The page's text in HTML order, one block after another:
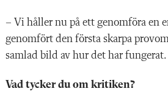
– Vi håller nu på ett genomföra en
genomfört den första skarpa
samlad bild av hur det har fungerat.
Vad tycker du om kritiken?